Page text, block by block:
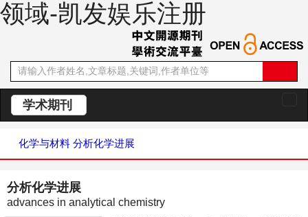
领域-凯发娱乐注册
学术期刊
换
化学与材料 分析化学进展
分析化学进展
advances in analytical chemistry